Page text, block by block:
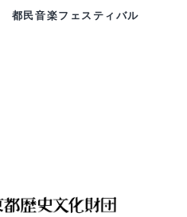
都民音楽フェスティバル